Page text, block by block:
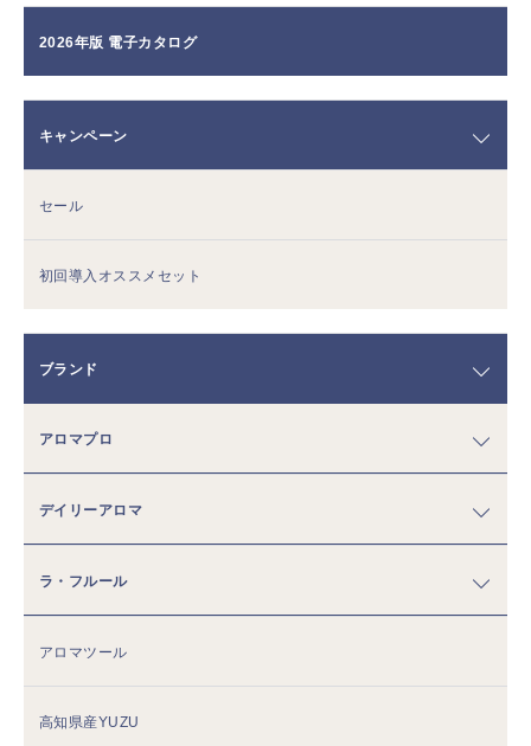
2026年版 電子カタログ
キャンペーン
セール
初回導入オススメセット
ブランド
アロマプロ
デイリーアロマ
ラ・フルール
アロマツール
高知県産YUZU